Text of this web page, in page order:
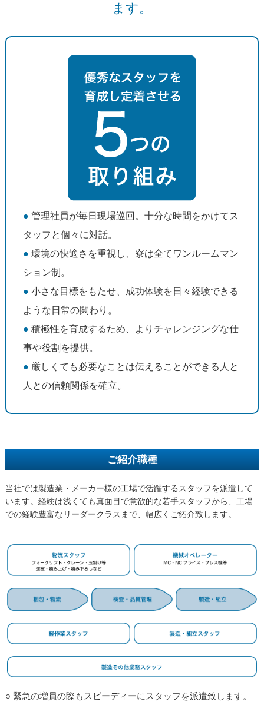
ます。
● 管理社員が毎日現場巡回。十分な時間をかけてス
タッフと個々に対話。
● 環境の快適さを重視し、寮は全てワンルームマン
ション制。
● 小さな目標をもたせ、成功体験を日々経験できる
ような日常の関わり。
● 積極性を育成するため、よりチャレンジングな仕
事や役割を提供。
● 厳しくても必要なことは伝えることができる人と
人との信頼関係を確立。
ご紹介職種
当社では製造業・メーカー様の工場で活躍するスタッフを派遣して
います。経験は浅くても真面目で意欲的な若手スタッフから、工場
での経験豊富なリーダークラスまで、幅広くご紹介致します。
○ 緊急の増員の際もスピーディーにスタッフを派遣致します。